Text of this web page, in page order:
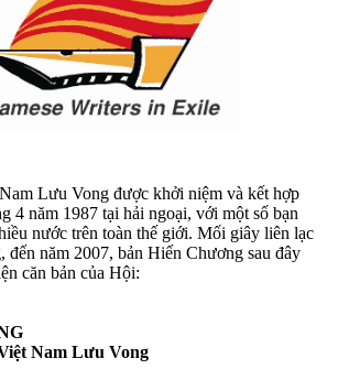
Lưu Vong được khởi niệm và kết hợp
4 năm 1987 tại hải ngoại, với một số ​​ bạn
ều nước trên toàn thế ​​ giới. Mối giây liên lạc
đến năm 2007, bản Hiến Chương sau đây
ện căn bản của Hội:
ệt Nam Lưu Vong